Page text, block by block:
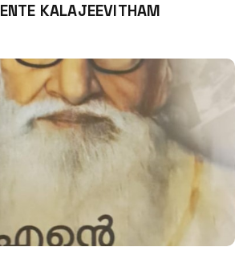
ENTE KALAJEEVITHAM